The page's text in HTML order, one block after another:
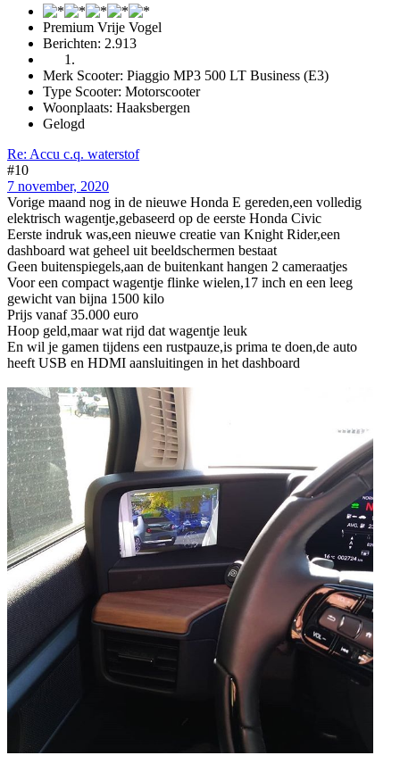
Premium Vrije Vogel
Berichten: 2.913
Merk Scooter: Piaggio MP3 500 LT Business (E3)
Type Scooter: Motorscooter
Woonplaats: Haaksbergen
Gelogd
Re: Accu c.q. waterstof
#10
7 november, 2020
Vorige maand nog in de nieuwe Honda E gereden,een volledig
elektrisch wagentje,gebaseerd op de eerste Honda Civic
Eerste indruk was,een nieuwe creatie van Knight Rider,een
dashboard wat geheel uit beeldschermen bestaat
Geen buitenspiegels,aan de buitenkant hangen 2 cameraatjes
Voor een compact wagentje flinke wielen,17 inch en een leeg
gewicht van bijna 1500 kilo
Prijs vanaf 35.000 euro
Hoop geld,maar wat rijd dat wagentje leuk
En wil je gamen tijdens een rustpauze,is prima te doen,de auto
heeft USB en HDMI aansluitingen in het dashboard